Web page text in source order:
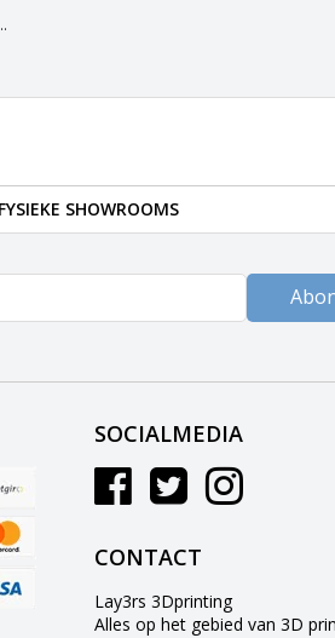
FYSIEKE SHOWROOMS
SOCIALMEDIA
CONTACT
Lay3rs 3Dprinting
Alles op het gebied van 3D